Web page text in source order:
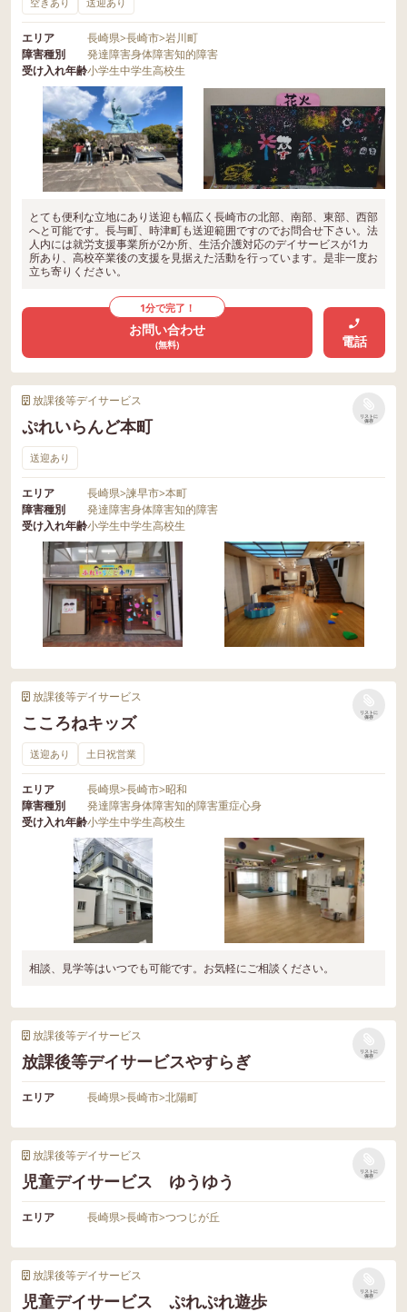
エリア 長崎県>長崎市>岩川町
障害種別
発達障害身体障害知的障害
受け入れ年齢小学生中学生高校生
とても便利な立地にあり送迎も幅広く長崎市の北部、南部、東部、西部
へと可能です。長与町、時津町も送迎範囲ですのでお問合せ下さい。法
人内には就労支援事業所が2か所、生活介護対応のデイサービスが1カ
所あり、高校卒業後の支援を見据えた活動を行っています。是非一度お
立ち寄りください。
1分で完了！
お問い合わせ
(無料) 電話
放課後等デイサービス
ぷれいらんど本町
リストに
保存
送迎あり
エリア 長崎県>諫早市>本町
障害種別
発達障害身体障害知的障害
受け入れ年齢小学生中学生高校生
放課後等デイサービス
こころねキッズ
リストに
保存
送迎あり 土日祝営業
エリア 長崎県>長崎市>昭和
障害種別
発達障害身体障害知的障害重症心身
受け入れ年齢小学生中学生高校生
相談、見学等はいつでも可能です。お気軽にご相談ください。
放課後等デイサービス
放課後等デイサービスやすらぎ
リストに
保存
エリア 長崎県>長崎市>北陽町
放課後等デイサービス
児童デイサービス ゆうゆう
リストに
保存
エリア 長崎県>長崎市>つつじが丘
放課後等デイサービス
児童デイサービス ぷれぷれ遊歩
リストに
保存